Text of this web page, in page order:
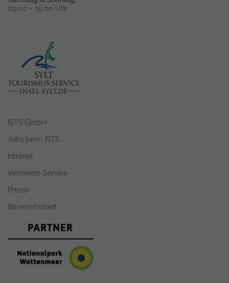
09.00 – 15.00 Uhr
ISTS GmbH
Jobs beim ISTS
Intranet
Vermieter-Service
Presse
Barrierefreiheit